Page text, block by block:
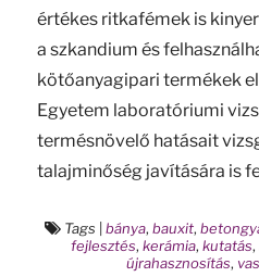
értékes ritkafémek is
a szkandium és
kötőanyagipari termékek
Egyetem laboratóriumi
termésnövelő hatásait
talajminőség javítására is
Tags bánya, bauxit,
fejlesztés,kerámia,kutatás,
újrahasznosítás,